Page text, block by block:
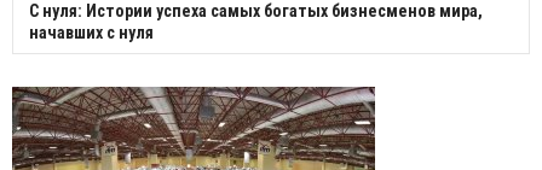
С нуля: Истории успеха самых богатых бизнесменов мира,
начавших с нуля